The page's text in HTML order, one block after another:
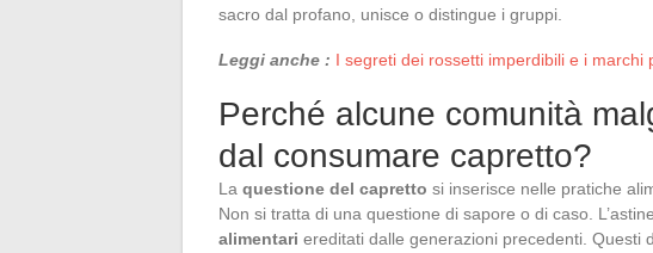
sacro dal profano, unisce o distingue i gruppi.
Leggi anche : I segreti dei rossetti imperdibili e i marchi
Perché alcune comunità
dal consumare capretto?
La questione del capretto si inserisce nelle pratiche
Non si tratta di una questione di sapore o di caso.
alimentari ereditati dalle generazioni precedenti. Questi